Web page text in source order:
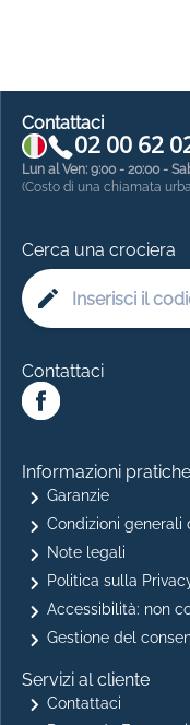
Contattaci
02 00 62
Lun al Ven: 9:00 - 20:00 -
(Costo di una chiamata
Cerca una crociera
Contattaci
Informazioni pratiche
Garanzie
Condizioni generali
Note legali
Politica sulla
Accessibilità: non
Gestione del
Servizi al cliente
Contattaci